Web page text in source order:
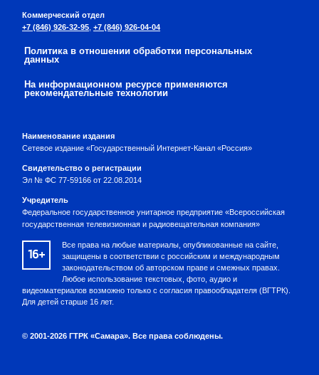
Коммерческий отдел
+7 (846) 926-32-95 +7 (846) 926-04-04
Политика в отношении обработки персональных
данных
На информационном ресурсе применяются
рекомендательные технологии
Наименование издания
Сетевое издание «Государственный Интернет-Канал «Россия»
Свидетельство о регистрации
Эл № ФС 77-59166 от 22.08.2014
Учредитель
Федеральное государственное унитарное предприятие «Всероссийская
государственная телевизионная и радиовещательная компания»
16+
Все права на любые материалы, опубликованные на сайте,
защищены в соответствии с российским и международным
законодательством об авторском праве и смежных правах.
Любое использование текстовых, фото, аудио и
видеоматериалов возможно только с согласия правообладателя (ВГТРК).
Для детей старше 16 лет.
© 2001-2026 ГТРК «Самара». Все права соблюдены.